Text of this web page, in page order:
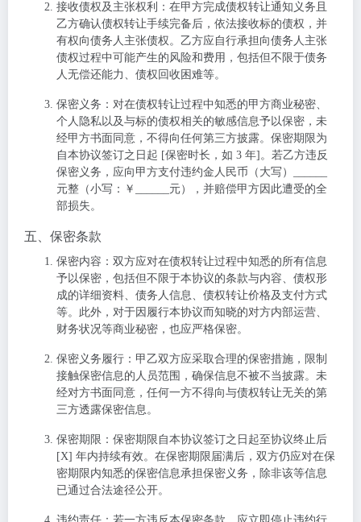
接收债权及主张权利
：在甲方完成债权转让通知义务且
乙方确认债权转让手续完备后，依法接收标的债权，并
有权向债务人主张债权。乙方应自行承担向债务人主张
债权过程中可能产生的风险和费用，包括但不限于债务
人无偿还能力、债权回收困难等。
保密义务 ：对在债权转让过程中知悉的甲方商业秘密、
个人隐私以及与标的债权相关的敏感信息予以保密，未
经甲方书面同意，不得向任何第三方披露。保密期限为
自本协议签订之日起 [保密时长，如 3 年]。若乙方违反
保密义务，应向甲方支付违约金人民币（大写）______
元整（小写：￥______元），并赔偿甲方因此遭受的全
部损失。
五、保密条款
保密内容 ：双方应对在债权转让过程中知悉的所有信息
予以保密，包括但不限于本协议的条款与内容、债权形
成的详细资料、债务人信息、债权转让价格及支付方式
等。此外，对于因履行本协议而知晓的对方内部运营、
财务状况等商业秘密，也应严格保密。
保密义务履行 ：甲乙双方应采取合理的保密措施，限制
接触保密信息的人员范围，确保信息不被不当披露。未
经对方书面同意，任何一方不得向与债权转让无关的第
三方透露保密信息。
保密期限 ：保密期限自本协议签订之日起至协议终止后
[X] 年内持续有效。在保密期限届满后，双方仍应对在保
密期限内知悉的保密信息承担保密义务，除非该等信息
已通过合法途径公开。